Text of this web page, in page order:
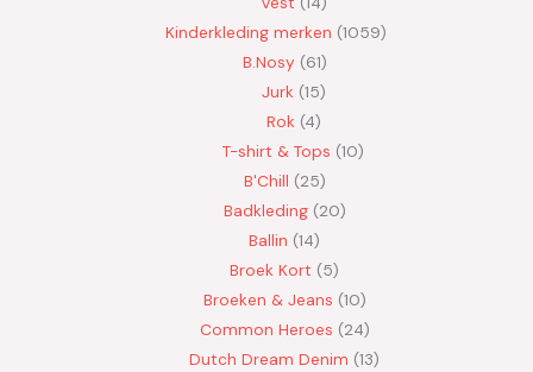
Kinderkleding merken 1059
B.Nosy 61
Jurk 15
Rok 4
T-shirt & Tops 10
B'Chill 25
Badkleding 20
Ballin 14
Broek Kort 5
Broeken & Jeans 10
Common Heroes 24
Dutch Dream Denim 13